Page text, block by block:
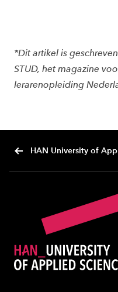
*Dit artikel is
STUD, het magazine
lerarenopleiding
HAN University of